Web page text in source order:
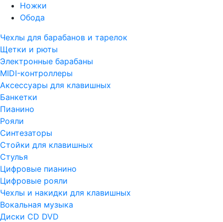
Ножки
Обода
Чехлы для барабанов и тарелок
Щетки и рюты
Электронные барабаны
MIDI-контроллеры
Аксессуары для клавишных
Банкетки
Пианино
Рояли
Синтезаторы
Стойки для клавишных
Стулья
Цифровые пианино
Цифровые рояли
Чехлы и накидки для клавишных
Вокальная музыка
Диски CD DVD